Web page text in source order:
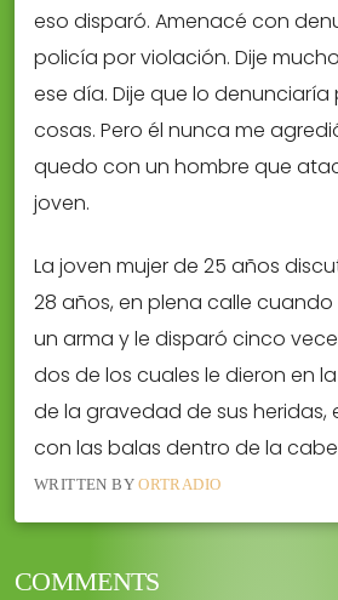
eso disparó. Amenacé con
policía por violación. Dije
ese día. Dije que lo
cosas. Pero él nunca me
quedo con un hombre que
joven.
La joven mujer de 25 años
28 años, en plena calle
un arma y le disparó cinco
dos de los cuales le dieron en
de la gravedad de sus heridas,
con las balas dentro de la
WRITTEN BYORTRADIO
COMMENTS